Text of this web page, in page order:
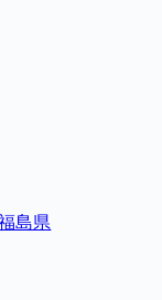
島県